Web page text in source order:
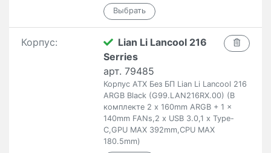
Корпус:
Lian Li Lancool 216
Serries
арт. 79485
Корпус ATX Без БП Lian Li Lancool 216
ARGB Black (G99.LAN216RX.00) (В
комплекте 2 x 160mm ARGB + 1 x
140mm FANs,2 x USB 3.0,1 x Type-
C,GPU MAX 392mm,CPU MAX
180.5mm)